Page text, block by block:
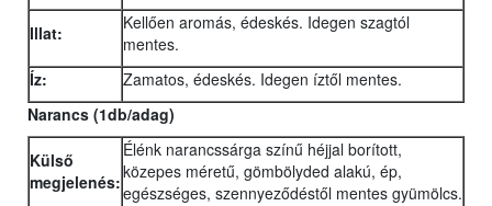
Illat:
Kellően aromás, édeskés. Idegen szagtól
mentes.
Íz:
Zamatos, édeskés. Idegen íztől mentes.
Narancs (1db/adag)
Külső
megjelenés:
Élénk narancssárga színű héjjal borított,
közepes méretű, gömbölyded alakú, ép,
egészséges, szennyeződéstől mentes gyümölcs.